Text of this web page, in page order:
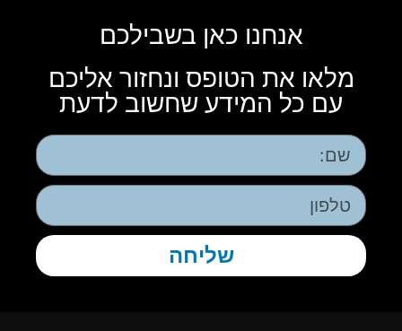
אנחנו כאן בשבילכם
מלאו את הטופס ונחזור אליכם
עם כל המידע שחשוב לדעת
שליחה